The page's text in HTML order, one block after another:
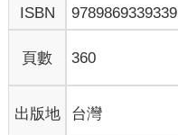
ISBN
9789869339339
頁數 360
出版地 台灣